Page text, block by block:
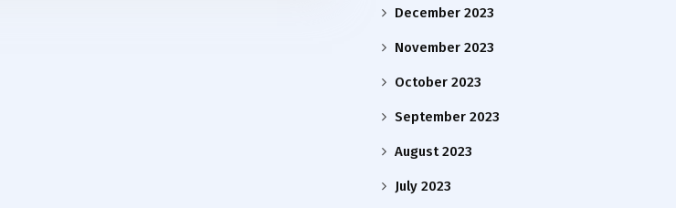
December 2023
November 2023
October 2023
September 2023
August 2023
July 2023